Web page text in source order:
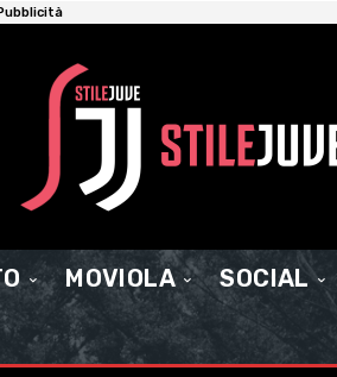
MOVIOLA SOCIAL